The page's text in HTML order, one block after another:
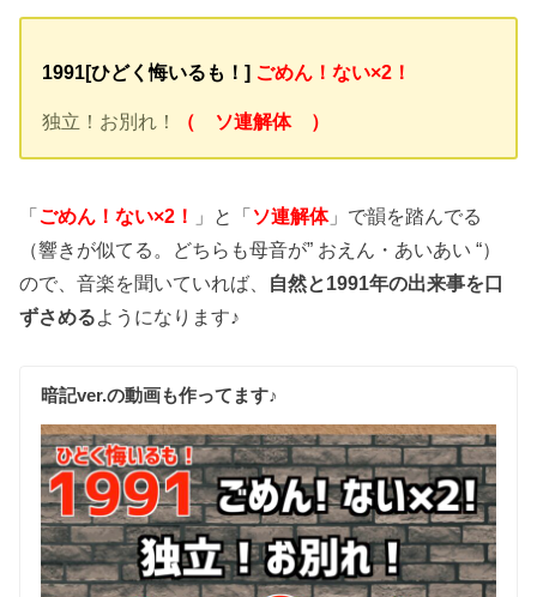
1991[ひどく悔いるも！] ごめん！ない×2！
独立！お別れ！ （ ソ連解体 ）
「 ごめん！ない×2！ 」と「 ソ連解体」で韻を踏んでる
（響きが似てる。どちらも母音が” おえん・あいあい “）
ので、音楽を聞いていれば、 自然と1991年の出来事を口
ずさめるようになります♪
暗記ver.の動画も作ってます♪